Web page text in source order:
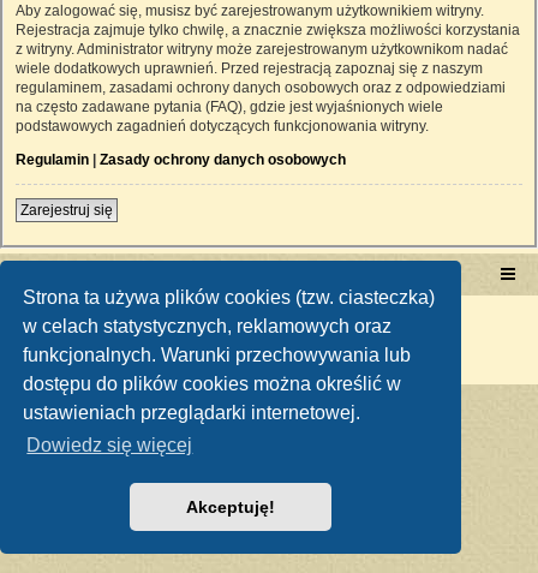
Strona ta używa plików cookies (tzw. ciasteczka)
w celach statystycznych, reklamowych oraz
funkcjonalnych. Warunki przechowywania lub
dostępu do plików cookies można określić w
ustawieniach przeglądarki internetowej.
Dowiedz się więcej
Akceptuję!
Aby zalogować się, musisz być zarejestrowanym użytkownikiem witryny.
Rejestracja zajmuje tylko chwilę, a znacznie zwiększa możliwości korzystania
z witryny. Administrator witryny może zarejestrowanym użytkownikom nadać
wiele dodatkowych uprawnień. Przed rejestracją zapoznaj się z naszym
regulaminem, zasadami ochrony danych osobowych oraz z odpowiedziami
na często zadawane pytania (FAQ), gdzie jest wyjaśnionych wiele
podstawowych zagadnień dotyczących funkcjonowania witryny.
Regulamin | Zasady ochrony danych osobowych
Zarejestruj się
Technologię dostarcza phpBB ® Forum Software © phpBB Limited
Polski pakiet językowy dostarcza
Zasady ochrony danych osobowych|Regulamin